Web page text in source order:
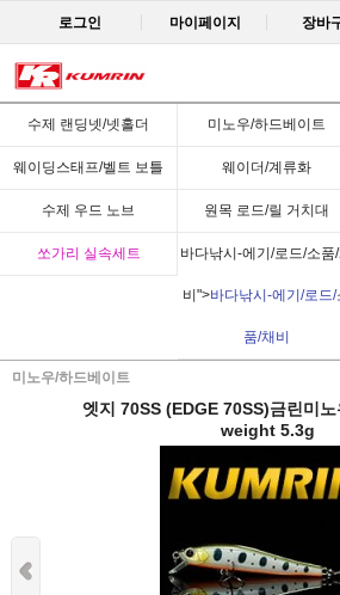
로그인 마이페이지 장바
수제 랜딩넷/넷홀더 미노우/하드베이트
웨이딩스태프/벨트 보틀 웨이더/계류화
수제 우드 노브 원목 로드/릴 거치대
쏘가리 실속세트 바다낚시-에기/로드/소품/
비">바다낚시-에기/로드/
품/채비
미노우/하드베이트
엣지 70SS (EDGE 70SS)금린미
weight 5.3g